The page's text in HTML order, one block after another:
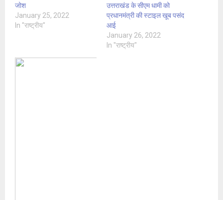
जोश
January 25, 2022
In "राष्ट्रीय"
उत्तराखंड के सीएम धामी को
प्रधानमंत्री की स्टाइल खूब पसंद
आई
January 26, 2022
In "राष्ट्रीय"